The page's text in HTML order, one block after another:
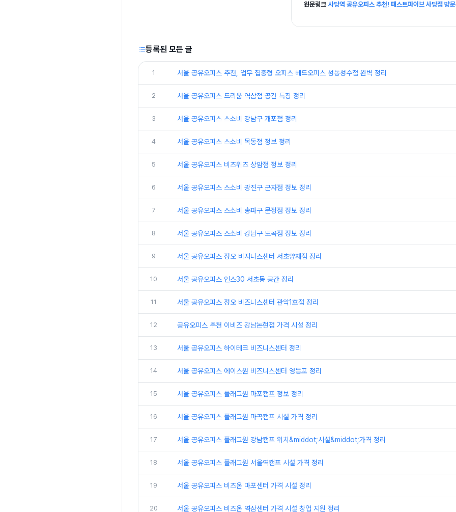
원문링크 사당역 공유오피스 추천! 패스트파이브 사당점 방
등록된 모든 글
1 서울 공유오피스 추천, 업무 집중형 오피스 헤드오피스 성동성수점 완벽 정리
2 서울 공유오피스 드리움 역삼점 공간 특징 정리
3 서울 공유오피스 스소비 강남구 개포점 정리
4 서울 공유오피스 스소비 목동점 정보 정리
5 서울 공유오피스 비즈위즈 상암점 정보 정리
6 서울 공유오피스 스소비 광진구 군자점 정보 정리
7 서울 공유오피스 스소비 송파구 문정점 정보 정리
8 서울 공유오피스 스소비 강남구 도곡점 정보 정리
9 서울 공유오피스 정오 비지니스센터 서초양재점 정리
10 서울 공유오피스 인스30 서초동 공간 정리
11 서울 공유오피스 정오 비즈니스센터 관악1호점 정리
12 공유오피스 추천 이비즈 강남논현점 가격 시설 정리
13 서울 공유오피스 하이테크 비즈니스센터 정리
14 서울 공유오피스 에이스원 비즈니스센터 영등포 정리
15 서울 공유오피스 플래그원 마포캠프 정보 정리
16 서울 공유오피스 플래그원 마곡캠프 시설 가격 정리
17 서울 공유오피스 플래그원 강남캠프 위치&middot;시설&middot;가격 정리
18 서울 공유오피스 플래그원 서울역캠프 시설 가격 정리
19 서울 공유오피스 비즈온 마포센터 가격 시설 정리
20 서울 공유오피스 비즈온 역삼센터 가격 시설 창업 지원 정리